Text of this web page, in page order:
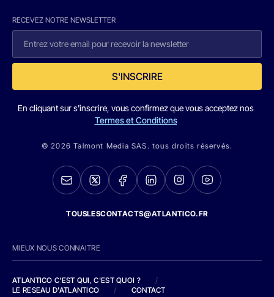
RECEVEZ NOTRE NEWSLETTER
S'INSCRIRE
En cliquant sur s'inscrire, vous confirmez que vous acceptez nos
Termes et Conditions
© 2026 Talmont Media SAS. tous droits réservés.
TOUSLESCONTACTS@ATLANTICO.FR
MIEUX NOUS CONNAITRE
ATLANTICO C'EST QUI, C'EST QUOI ?
/
LE RESEAU D'ATLANTICO
/ CONTACT